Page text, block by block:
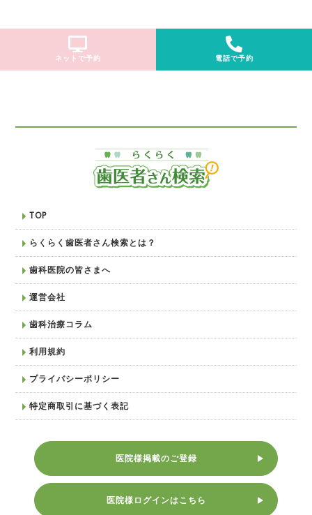
ネットで予約 電話で予約
TOP
らくらく歯医者さん検索とは？
歯科医院の皆さまへ
運営会社
歯科治療コラム
利用規約
プライバシーポリシー
特定商取引に基づく表記
医院様掲載のご登録
医院様ログインはこちら